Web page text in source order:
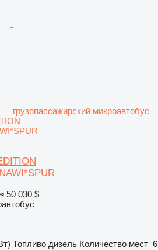
грузопассажирский микроавтобус
≈ 50 030 $
Топливо дизель Количество мест 6